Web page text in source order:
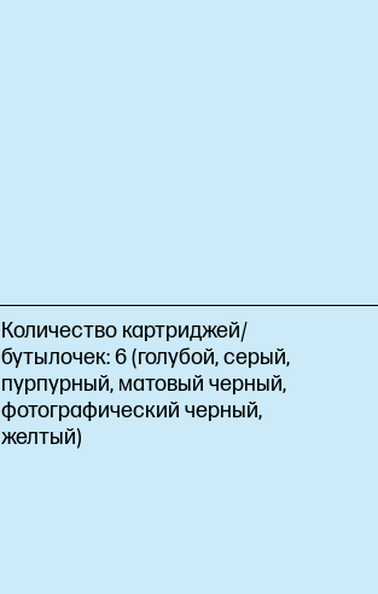
Количество картриджей/
бутылочек:6 (голубой, серый,
пурпурный, матовый черный,
фотографический черный,
желтый)